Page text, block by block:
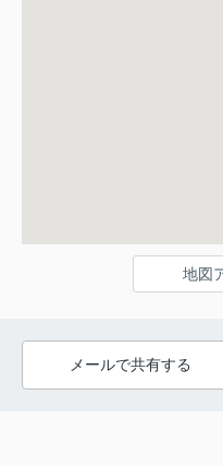
地図
メールで共有する